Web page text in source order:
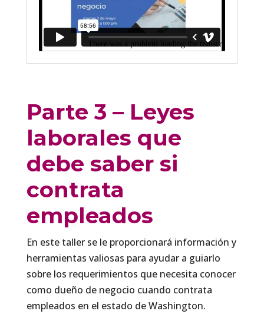
Parte 3 – Leyes
laborales que
debe saber si
contrata
empleados
En este taller se le proporcionará información y
herramientas valiosas para ayudar a guiarlo
sobre los requerimientos que necesita conocer
como dueño de negocio cuando contrata
empleados en el estado de Washington.